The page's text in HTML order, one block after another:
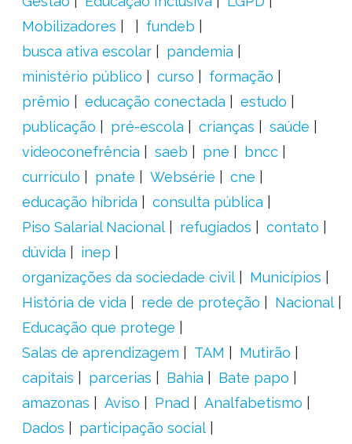
Mobilizadores
fundeb
busca ativa escolar
pandemia
ministério público
curso
formação
prêmio
educação conectada
estudo
publicação
pré-escola crianças
saúde
videoconefrência
saeb pne
bncc
currículo
pnate Websérie
cne
educação híbrida
consulta pública
Piso Salarial Nacional
refugiados
contato
dúvida
inep
organizações da sociedade civil
Municípios
História de vida
rede de proteção
Nacional
Educação que protege
Salas de aprendizagem
TAM
Mutirão
capitais
parcerias Bahia
Bate papo
amazonas
Aviso Pnad
Analfabetismo
Dados
participação social